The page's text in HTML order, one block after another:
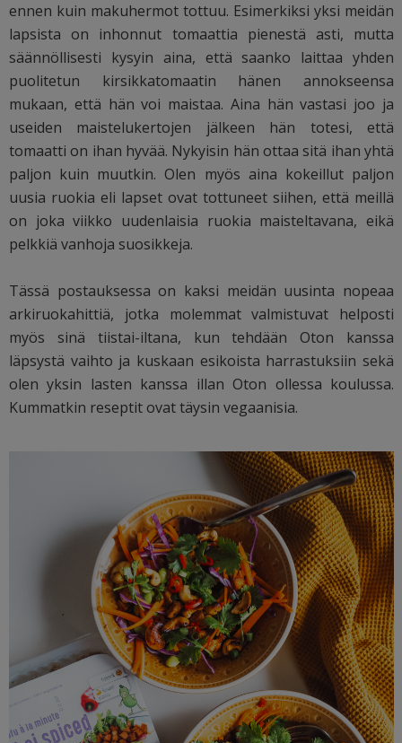
ennen kuin makuhermot tottuu. Esimerkiksi yksi meidän
lapsista on inhonnut tomaattia pienestä asti, mutta
säännöllisesti kysyin aina, että saanko laittaa yhden
puolitetun kirsikkatomaatin hänen annokseensa
mukaan, että hän voi maistaa. Aina hän vastasi joo ja
useiden maistelukertojen jälkeen hän totesi, että
tomaatti on ihan hyvää. Nykyisin hän ottaa sitä ihan yhtä
paljon kuin muutkin. Olen myös aina kokeillut paljon
uusia ruokia eli lapset ovat tottuneet siihen, että meillä
on joka viikko uudenlaisia ruokia maisteltavana, eikä
pelkkiä vanhoja suosikkeja.
Tässä postauksessa on kaksi meidän uusinta nopeaa
arkiruokahittiä, jotka molemmat valmistuvat helposti
myös sinä tiistai-iltana, kun tehdään Oton kanssa
läpsystä vaihto ja kuskaan esikoista harrastuksiin sekä
olen yksin lasten kanssa illan Oton ollessa koulussa.
Kummatkin reseptit ovat täysin vegaanisia.